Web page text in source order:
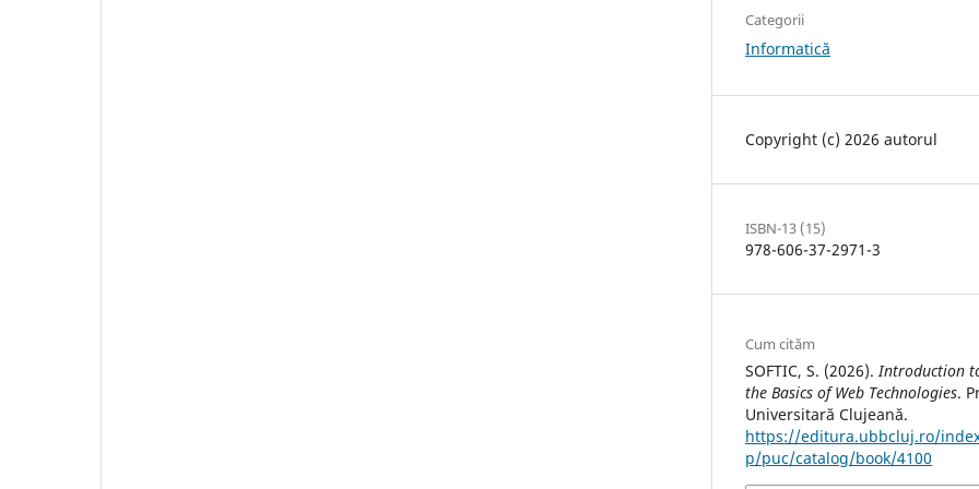
Categorii
Informatică
Copyright (c) 2026 autorul
ISBN-13 (15)
978-606-37-2971-3
Cum cităm
SOFTIC, S. (2026). Introduction
the Basics of Web Technologies.
Universitară Clujeană.
https://editura.ubbcluj.ro/
p/puc/catalog/book/4100